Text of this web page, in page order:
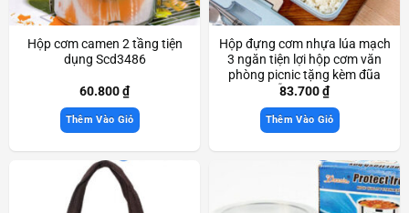
Hộp cơm camen 2 tầng tiện
dụng Scd3486
60.800₫
Thêm Vào Giỏ
Hộp đựng cơm nhựa lúa mạch
3 ngăn tiện lợi hộp cơm văn
phòng picnic tặng kèm đũa
muỗng Scd3850
83.700₫
Thêm Vào Giỏ